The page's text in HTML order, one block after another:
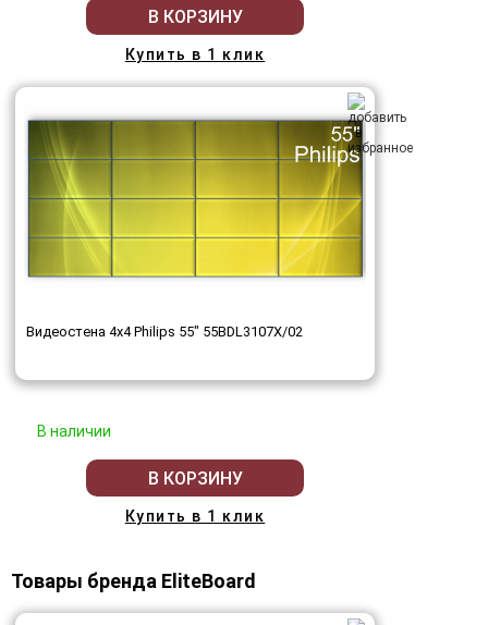
В КОРЗИНУ
Купить в 1 клик
Видеостена 4x4 Philips 55" 55BDL3107X/02
В наличии
В КОРЗИНУ
Купить в 1 клик
Товары бренда EliteBoard